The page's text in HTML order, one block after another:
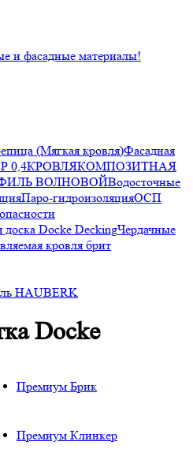
и фасадные материалы!
(Мягкая кровля)Фасадная
0,4КРОВЛЯКОМПОЗИТНАЯ
ВОЛНОВОЙВодосточные
Паро-гидроизоляцияОСП
доска Docke DeckingЧердачные
кровля брит
HAUBERK
Docke
Премиум Брик
Премиум Клинкер